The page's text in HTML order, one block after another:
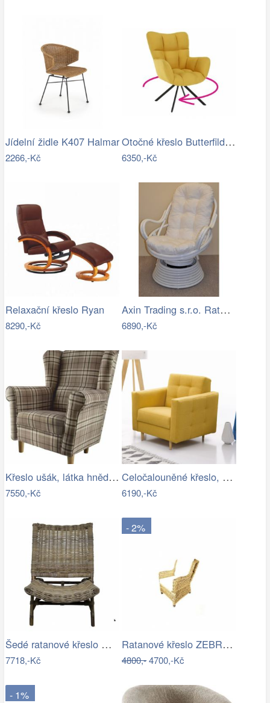
Jídelní židle K407 Halmar
2266,-Kč
Otočné křeslo Butterfild, žlutá
6350,-Kč
Relaxační křeslo Ryan
8290,-Kč
Axin Trading s.r.o. Ratanové houpací…
6890,-Kč
Křeslo ušák, látka hnědé káro, Charlot…
7550,-Kč
Celočalouněné křeslo, hořčicová látka,…
6190,-Kč
Šedé ratanové křeslo Mirri - 57*85…
7718,-Kč
- 2%
Ratanové křeslo ZEBRA ušák - banánový…
4800,-4700,-Kč
- 1%